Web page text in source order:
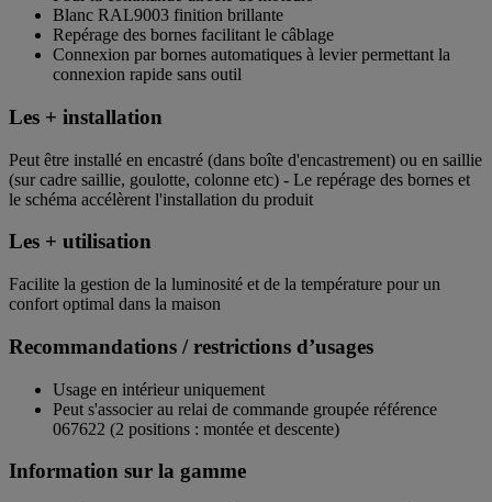
Blanc RAL9003 finition brillante
Repérage des bornes facilitant le câblage
Connexion par bornes automatiques à levier permettant la
connexion rapide sans outil
Les + installation
Peut être installé en encastré (dans boîte d'encastrement) ou en saillie
(sur cadre saillie, goulotte, colonne etc) - Le repérage des bornes et
le schéma accélèrent l'installation du produit
Les + utilisation
Facilite la gestion de la luminosité et de la température pour un
confort optimal dans la maison
Recommandations / restrictions d’usages
Usage en intérieur uniquement
Peut s'associer au relai de commande groupée référence
067622 (2 positions : montée et descente)
Information sur la gamme